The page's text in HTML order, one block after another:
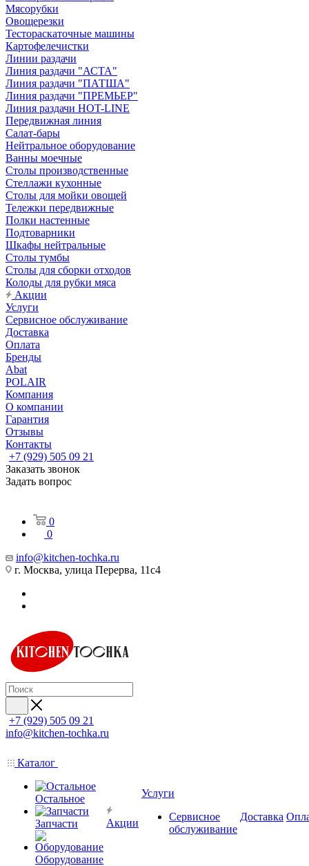
Мясорубки
Овощерезки
Тестораскаточные машины
Картофелечистки
Линии раздачи
Линия раздачи "АСТА"
Линия раздачи "ПАТША"
Линия раздачи "ПРЕМЬЕР"
Линия раздачи HOT-LINE
Передвижная линия
Салат-бары
Нейтральное оборудование
Ванны моечные
Столы производственные
Стеллажи кухонные
Столы для мойки овощей
Тележки передвижные
Полки настенные
Подтоварники
Шкафы нейтральные
Столы тумбы
Столы для сборки отходов
Колоды для рубки мяса
Акции
Услуги
Сервисное обслуживание
Доставка
Оплата
Бренды
Abat
POLAIR
Компания
О компании
Гарантия
Отзывы
Контакты
+7 (929) 505 09 21
Заказать звонок
Задать вопрос
0
0
info@kitchen-tochka.ru
г. Москва, улица Перерва, 11с4
+7 (929) 505 09 21
info@kitchen-tochka.ru
Каталог
Остальное
Запчасти
Оборудование
Акции
Услуги
Сервисное
обслуживание
Доставка